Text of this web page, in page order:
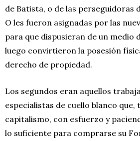
de Batista, o de las perseguidoras
O les fueron asignadas por las
para que dispusieran de un medio
luego convirtieron la posesión
derecho de propiedad.
Los segundos eran aquellos
especialistas de cuello blanco que,
capitalismo, con esfuerzo y
lo suficiente para comprarse su